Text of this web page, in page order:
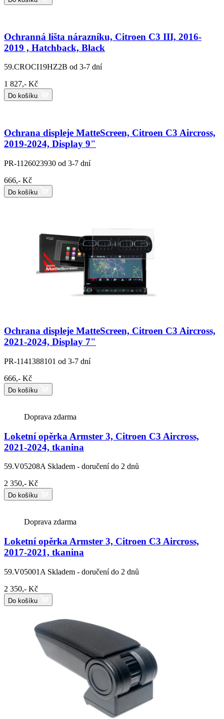
Ochranná lišta nárazníku, Citroen C3 III, 2016-
2019 , Hatchback, Black
59.CROCI19HZ2B od 3-7 dní
1 827,- Kč
Do košíku
Ochrana displeje MatteScreen, Citroen C3 Aircross,
2019-2024, Display 9"
PR-1126023930 od 3-7 dní
666,- Kč
Do košíku
Ochrana displeje MatteScreen, Citroen C3 Aircross,
2021-2024, Display 7"
PR-1141388101 od 3-7 dní
666,- Kč
Do košíku
Doprava zdarma
Loketní opěrka Armster 3, Citroen C3 Aircross,
2021-2024, tkanina
59.V05208A Skladem - doručení do 2 dnů
2 350,- Kč
Do košíku
Doprava zdarma
Loketní opěrka Armster 3, Citroen C3 Aircross,
2017-2021, tkanina
59.V05001A Skladem - doručení do 2 dnů
2 350,- Kč
Do košíku